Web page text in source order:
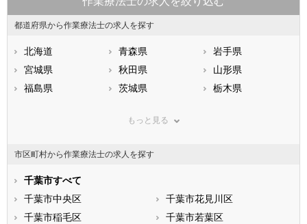
都道府県から作業療法士の求人を探す
北海道 青森県
岩手県
宮城県
秋田県
山形県
福島県
茨城県
栃木県
神奈川県
石川県
福井県
静岡県
滋賀県
大阪府
兵庫県
和歌山県
もっと見る
市区町村から作業療法士の求人を探す
千葉市すべて
千葉市中央区
千葉市花見川区
千葉市稲毛区
千葉市若葉区